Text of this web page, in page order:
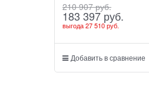
210 907 руб.
183 397 руб.
выгода27 510 руб.
Добавить в сравнение